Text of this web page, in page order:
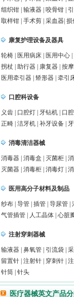
花式宫内节育器
组织钳 输液器 咬骨钳
取样钳 手术剪 采血器 损
康复护理设备及器具
轮椅 医用病床 医用中心
拐杖
助行器 康复器 按
医用牵引器 矫形器 牵引
口腔科设备
义齿 口腔灯 牙钻机 口
正畸 洁牙机 补牙设备
消毒清洁器械
消毒器 消毒盒 灭菌柜
灭菌器 消毒柜 消毒灯
医用高分子材料及制品
纱布 导管 插管 导尿管
气管插管
人工晶体 心脏
注射穿刺器械
输液器 鼻氧管 引流袋
留置针 注射针 穿刺针
针筒 | 针头
医疗器械英文产品